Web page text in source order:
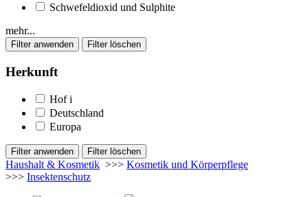
Schwefeldioxid und Sulphite
mehr...
Herkunft
Hof i
Deutschland
Europa
Haushalt & Kosmetik >>> Kosmetik und Körperpflege
>>> Insektenschutz